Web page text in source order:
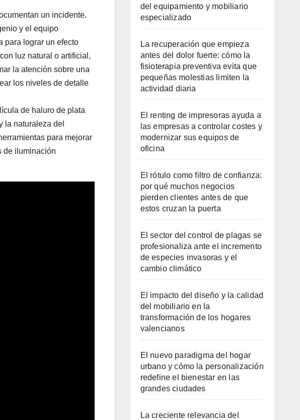
un incidente.
y el equipo
para lograr un efecto
luz natural o artificial,
la atención sobre una
los niveles de detalle
de haluro de plata
la naturaleza del
para mejorar
de iluminación
del equipamiento y mobiliario
especializado
La recuperación que empieza
antes del dolor fuerte: cómo la
fisioterapia preventiva evita que
pequeñas molestias limiten la
actividad diaria
El renting de impresoras ayuda a
las empresas a controlar costes y
modernizar sus equipos de
oficina
El rótulo como filtro de confianza:
por qué muchos negocios
pierden clientes antes de que
estos cruzan la puerta
El sector del control de plagas se
profesionaliza ante el incremento
de especies invasoras y el
cambio climático
El impacto del diseño y la calidad
del mobiliario en la
transformación de los hogares
valencianos
El nuevo paradigma del hogar
urbano y cómo la personalización
redefine el bienestar en las
grandes ciudades
La creciente relevancia del